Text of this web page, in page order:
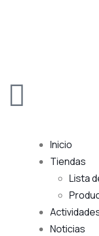
Inicio
Tiendas
Lista
Noticias